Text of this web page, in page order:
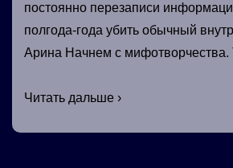
постоянно перезаписи
полгода-года убить обычный
Арина Начнем с
Облачное
Читать дальше ›